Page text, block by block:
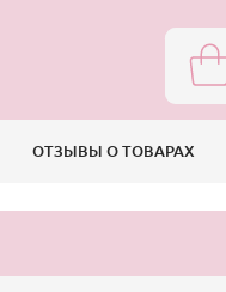
ОТЗЫВЫ О ТОВАРАХ